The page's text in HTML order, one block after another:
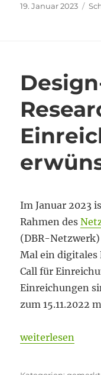
Veröffentlicht
19. Januar 2023
Im Januar 2023
Rahmen des
(DBR-
Mal ein digitales
Call für
Einreichungen
zum 15.11.2022
„Design-Based
weiterlesen